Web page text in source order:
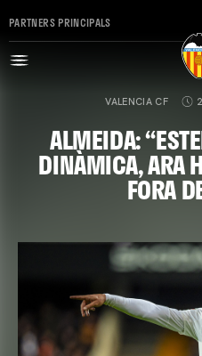
PARTNERS PRINCIPALS
VALENCIA CF
ALMEIDA:
DINÀMICA, ARA
FORA